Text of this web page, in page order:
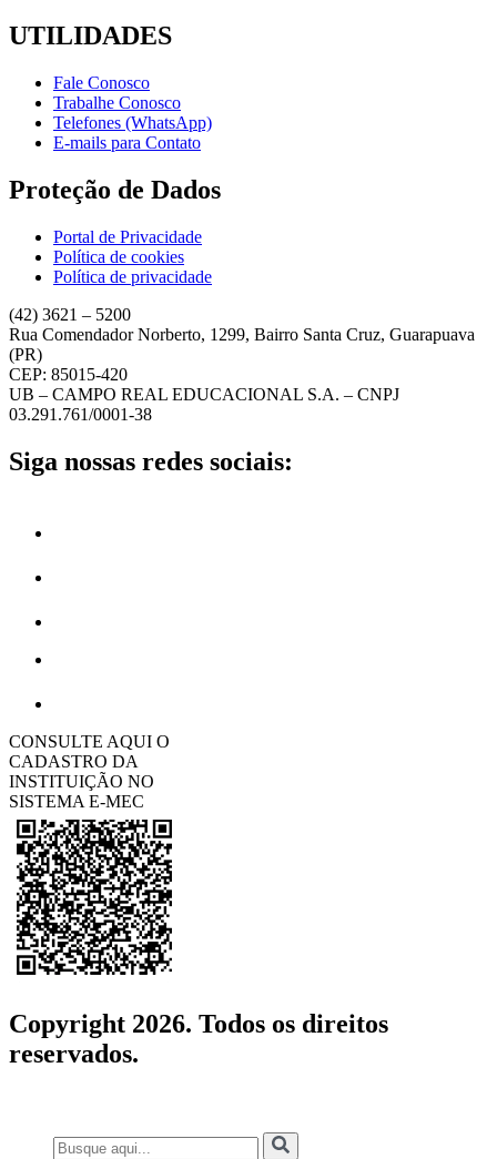
UTILIDADES
Fale Conosco
Trabalhe Conosco
Telefones (WhatsApp)
E-mails para Contato
Proteção de Dados
Portal de Privacidade
Política de cookies
Política de privacidade
(42) 3621 – 5200
Rua Comendador Norberto, 1299, Bairro Santa Cruz, Guarapuava
(PR)
CEP: 85015-420
UB – CAMPO REAL EDUCACIONAL S.A. – CNPJ
03.291.761/0001-38
Siga nossas redes sociais:
CONSULTE AQUI O
CADASTRO DA
INSTITUIÇÃO NO
SISTEMA E-MEC
Copyright 2026. Todos os direitos
reservados.